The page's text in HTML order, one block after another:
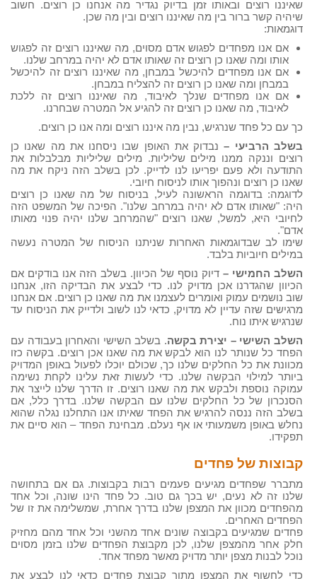
שאיננו רוצים ובאותו זמן בדיוק נגדיר מה אנחנו כן רוצים. חשוב
שיהיה קשר ברור בין מה שאיננו רוצים ובין מה שכן.
דוגמאות:
אם אנו מפחדים לפגוש אדם מסוים, מה שאיננו רוצים זה לפגוש
אותו ומה שאנו כן רוצים זה שאותו אדם לא יהיה במרחב שלנו.
אם אנו מפחדים להיכשל במבחן, מה שאיננו רוצים זה להיכשל
במבחן ומה שאנו כן רוצים זה להצליח במבחן.
אם אנו מפחדים שנלך לאיבוד, מה שאיננו רוצים זה ללכת
לאיבוד, מה שאנו כן רוצים זה להגיע אל המטרה שבחרנו.
כך עם כל פחד שנרגיש, נבין מה איננו רוצים ומה אנו כן רוצים.
בשלב הרביעי –נבדוק את האופן שבו ניסחנו את מה שאנו כן
רוצים וננקה ממנו מילים שליליות. מילים שליליות מבלבלות את
התודעה ולא פעם יפריעו לנו לדייק. לכן בשלב הזה ניקח את מה
שאנו כן רוצים ונהפוך אותו לניסוח חיובי.
לדוגמה: בדוגמה הראשונה לעיל, בניסוח של מה שאנו כן רוצים
היה: "שאותו אדם לא יהיה במרחב שלנו". הפיכה של המשפט הזה
לחיובי היא, למשל, שאנו רוצים "שהמרחב שלנו יהיה פנוי מאותו
אדם".
שימו לב שבדוגמאות האחרות שניתנו הניסוח של המטרה נעשה
במילים חיוביות בלבד.
השלב החמישי – דיוק נוסף של הכיוון. בשלב הזה אנו בודקים אם
הכיוון שהגדרנו אכן מדויק לנו. כדי לבצע את הבדיקה הזו, אנחנו
שוב נושמים עמוק ואומרים לעצמנו את מה שאנו כן רוצים. אם אנחנו
מרגישים שזה עדיין לא מדויק, כדאי לנו לשוב ולדייק את הניסוח עד
שנרגיש איתו נוח.
השלב השישי – יצירת בקשה. בשלב השישי והאחרון בעבודה עם
הפחד כל שנותר לנו הוא לבקש את מה שאנו אכן רוצים. בקשה כזו
מכוונת את כל החלקים שלנו כך, שכולם יוכלו לפעול באופן המדויק
ביותר למילוי הבקשה שלנו. כדי לעשות זאת עלינו לקחת נשימה
עמוקה נוספת ולבקש את מה שאנו רוצים. זו הדרך שלנו לייצר את
הסנכרון של כל החלקים שלנו עם הבקשה שלנו. בדרך כלל, אם
בשלב הזה ננסה להרגיש את הפחד שאיתו אנו התחלנו נגלה שהוא
נחלש באופן משמעותי או אף נעלם. מבחינת הפחד – הוא סיים את
תפקידו.
קבוצות של פחדים
מתברר שפחדים מגיעים פעמים רבות בקבוצות. גם אם בתחושה
שלנו זה לא נעים, יש בכך גם טוב. כל פחד הינו שונה, וכל אחד
מהפחדים מכוון את המצפן שלנו בדרך אחרת, שמשלימה את זו של
הפחדים האחרים.
פחדים שמגיעים בקבוצה שונים אחד מהשני וכל אחד מהם מחזיק
חלק אחר מהמצפן שלנו, לכן מקבוצת הפחדים שלנו בזמן מסוים
נוכל לבנות מצפן יותר מדויק מאשר מפחד אחד.
כדי לחשוף את המצפן מתוך קבוצת פחדים כדאי לנו לבצע את